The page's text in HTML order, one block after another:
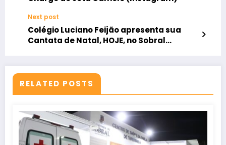
Next post
Colégio Luciano Feijão apresenta sua
Cantata de Natal, HOJE, no Sobral
RELATED POSTS